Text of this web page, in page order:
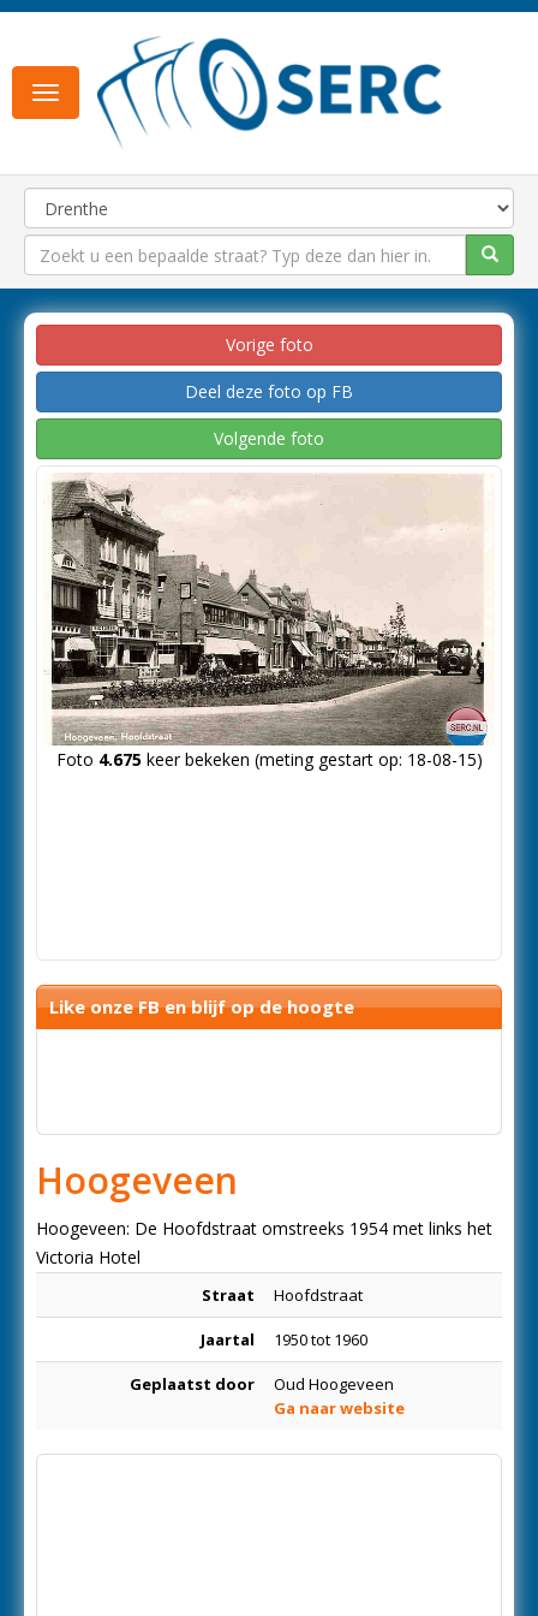
Toggle
navigation
Vorige foto
Deel deze foto op FB
Volgende foto
Foto 4.675keer bekeken (meting gestart op: 18-08-15)
Like onze FB en blijf op de hoogte
Hoogeveen
Hoogeveen: De Hoofdstraat omstreeks 1954 met links het
Victoria Hotel
Straat Hoofdstraat
Jaartal 1950 tot 1960
Geplaatst door
Oud Hoogeveen
Ga naar website